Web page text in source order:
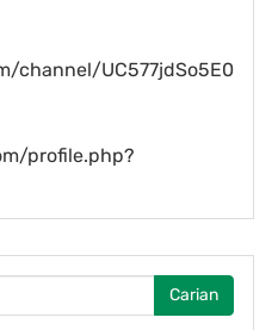
channel/UC577jdSo5E0
profile.php?
Carian